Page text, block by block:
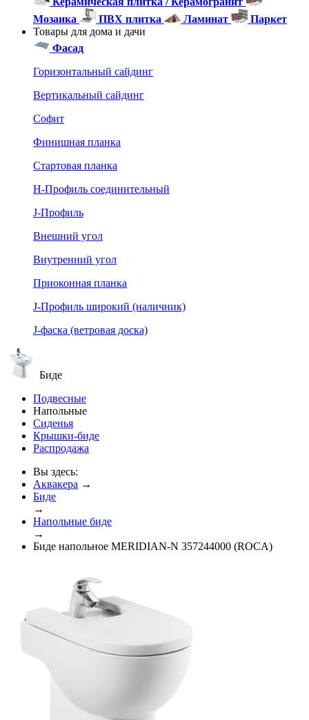
Мозаика
ПВХ плитка Ламинат
Паркет
Товары для дома и дачи
Фасад
Горизонтальный сайдинг
Вертикальный сайдинг
Софит
Финишная планка
Стартовая планка
Н-Профиль соединительный
J-Профиль
Внешний угол
Внутренний угол
Приоконная планка
J-Профиль широкий (наличник)
J-фаска (ветровая доска)
Биде
Подвесные
Напольные
Сиденья
Крышки-биде
Распродажа
Вы здесь:
Аквакера →
Биде
→
Напольные биде
→
Биде напольное MERIDIAN-N 357244000 (ROCA)